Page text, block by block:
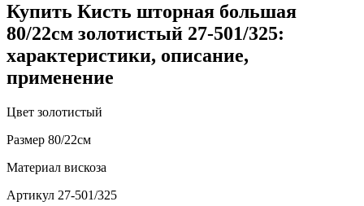
Купить Кисть шторная большая
80/22см золотистый 27-501/325:
характеристики, описание,
применение
Цвет золотистый
Размер 80/22см
Материал вискоза
Артикул 27-501/325